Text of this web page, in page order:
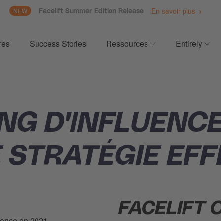
NEW Facelift Summer Edition Release En savoir plus
for Produits
Success Stories Ressources Show submenu for
Entirely
FACELIFT